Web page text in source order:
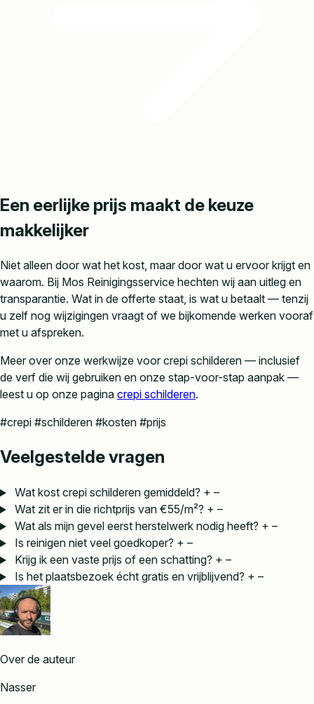
Een eerlijke prijs maakt de keuze
makkelijker
Niet alleen door wat het kost, maar door wat u ervoor krijgt en
waarom. Bij Mos Reinigingsservice hechten wij aan uitleg en
transparantie. Wat in de offerte staat, is wat u betaalt — tenzij
u zelf nog wijzigingen vraagt of we bijkomende werken vooraf
met u afspreken.
Meer over onze werkwijze voor crepi schilderen — inclusief
de verf die wij gebruiken en onze stap-voor-stap aanpak —
leest u op onze pagina crepi schilderen.
#crepi #schilderen #kosten #prijs
Veelgestelde vragen
Wat kost crepi schilderen gemiddeld? + –
Wat zit er in die richtprijs van €55/m²? + –
Wat als mijn gevel eerst herstelwerk nodig heeft? + –
Is reinigen niet veel goedkoper? + –
Krijg ik een vaste prijs of een schatting? + –
Is het plaatsbezoek écht gratis en vrijblijvend? + –
Over de auteur
Nasser